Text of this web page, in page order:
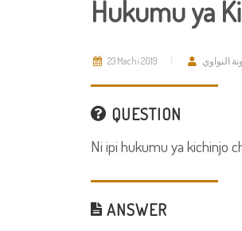
Hukumu ya
23 Machi 2019 النواوي
QUESTION
Ni ipi hukumu ya kichinjo
ANSWER